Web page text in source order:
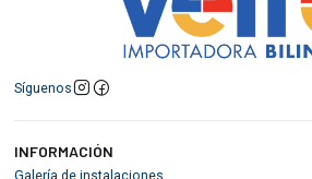
Síguenos
INFORMACIÓN